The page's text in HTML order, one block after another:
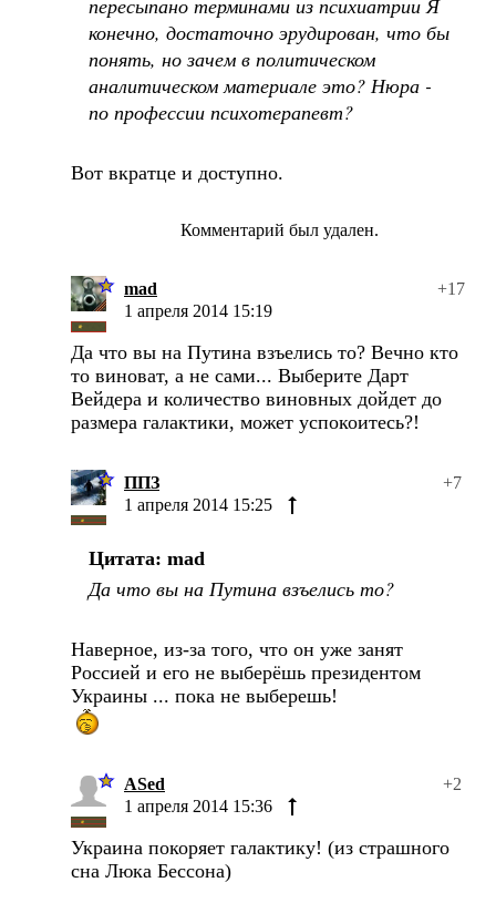
пересыпано терминами из психиатрии Я
конечно, достаточно эрудирован, что бы
понять, но зачем в политическом
аналитическом материале это? Нюра -
по профессии психотерапевт?
Вот вкратце и доступно.
Комментарий был удален.
mad
+17
1 апреля 2014 15:19
Да что вы на Путина взъелись то? Вечно кто
то виноват, а не сами... Выберите Дарт
Вейдера и количество виновных дойдет до
размера галактики, может успокоитесь?!
ППЗ
+7
1 апреля 2014 15:25
Цитата: mad
Да что вы на Путина взъелись то?
Наверное, из-за того, что он уже занят
Россией и его не выберёшь президентом
Украины ... пока не выберешь!
ASed
+2
1 апреля 2014 15:36
Украина покоряет галактику! (из страшного
сна Люка Бессона)